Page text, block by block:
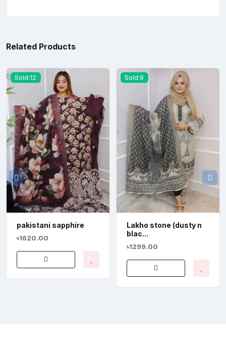
Related Products
Sold:12
pakistani sapphire
৳1620.00
Sold:9
Lakho stone (dusty n
blac...
৳1299.00